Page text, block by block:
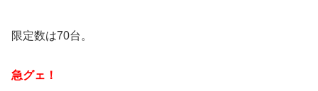
限定数は70台。
急グェ！